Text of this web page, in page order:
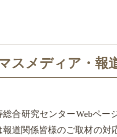
マスメディア・報
合研究センターWebペー
報道関係皆様のご取材の